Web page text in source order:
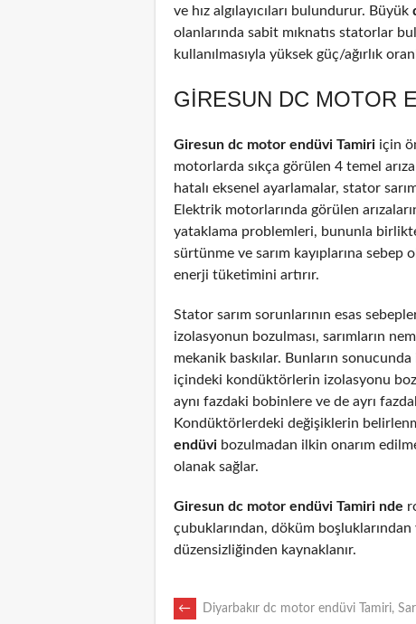
ve hız algılayıcıları bulundurur. Büyük
olanlarında sabit mıknatıs statorlar
kullanılmasıyla yüksek güç/ağırlık
GIRESUN DC MOTOR
Giresun dc motor endüvi Tamiri için
motorlarda sıkça görülen 4 temel
hatalı eksenel ayarlamalar, stator
Elektrik motorlarında görülen
yataklama problemleri, bununla
sürtünme ve sarım kayıplarına sebep
enerji tüketimini artırır.
Stator sarım sorunlarının esas
izolasyonun bozulması, sarımların
mekanik baskılar. Bunların
içindeki kondüktörlerin izolasyonu
aynı fazdaki bobinlere ve de ayrı
Kondüktörlerdeki değişiklerin
endüvi bozulmadan ilkin onarım
olanak sağlar.
Giresun dc motor endüvi Tamiri nde
çubuklarından, döküm
düzensizliğinden kaynaklanır.
← Diyarbakır dc motor endüvi Tamiri,